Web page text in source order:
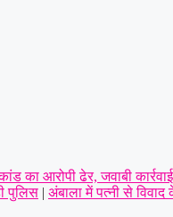
का आरोपी ढेर, जवाबी
पुलिस | अंबाला में पत्नी से